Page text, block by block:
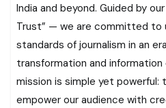
India and beyond. Guided by
Trust” — we are committed to
standards of journalism in an
transformation and
mission is simple yet powerful:
empower our audience with